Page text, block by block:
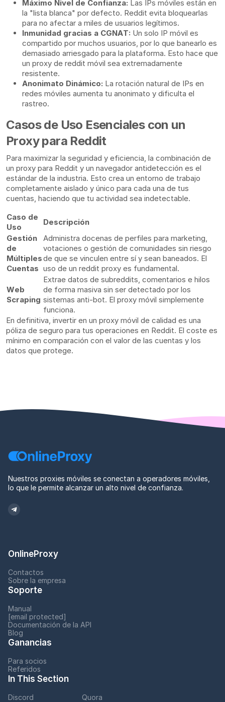
Máximo Nivel de Confianza: Las IPs móviles están en
la "lista blanca" por defecto. Reddit evita bloquearlas
para no afectar a miles de usuarios legítimos.
Inmunidad gracias a CGNAT: Un solo IP móvil es
compartido por muchos usuarios, por lo que banearlo es
demasiado arriesgado para la plataforma. Esto hace que
un proxy de reddit móvil sea extremadamente
resistente.
Anonimato Dinámico: La rotación natural de IPs en
redes móviles aumenta tu anonimato y dificulta el
rastreo.
Casos de Uso Esenciales con un
Proxy para Reddit
Para maximizar la seguridad y eficiencia, la combinación de
un proxy para Reddit y un navegador antidetección es el
estándar de la industria. Esto crea un entorno de trabajo
completamente aislado y único para cada una de tus
cuentas, haciendo que tu actividad sea indetectable.
Caso de
Uso
Descripción
Gestión
de
Múltiples
Cuentas
Administra docenas de perfiles para marketing,
votaciones o gestión de comunidades sin riesgo
de que se vinculen entre sí y sean baneados. El
uso de un reddit proxy es fundamental.
Web
Scraping
Extrae datos de subreddits, comentarios e hilos
de forma masiva sin ser detectado por los
sistemas anti-bot. El proxy móvil simplemente
funciona.
En definitiva, invertir en un proxy móvil de calidad es una
póliza de seguro para tus operaciones en Reddit. El coste es
mínimo en comparación con el valor de las cuentas y los
datos que protege.
Nuestros proxies móviles se conectan a operadores móviles,
lo que le permite alcanzar un alto nivel de confianza.
OnlineProxy
Contactos
Sobre la empresa
Soporte
Manual
[email protected]
Documentación de la API
Blog
Ganancias
Para socios
Referidos
In This Section
Discord
Quora